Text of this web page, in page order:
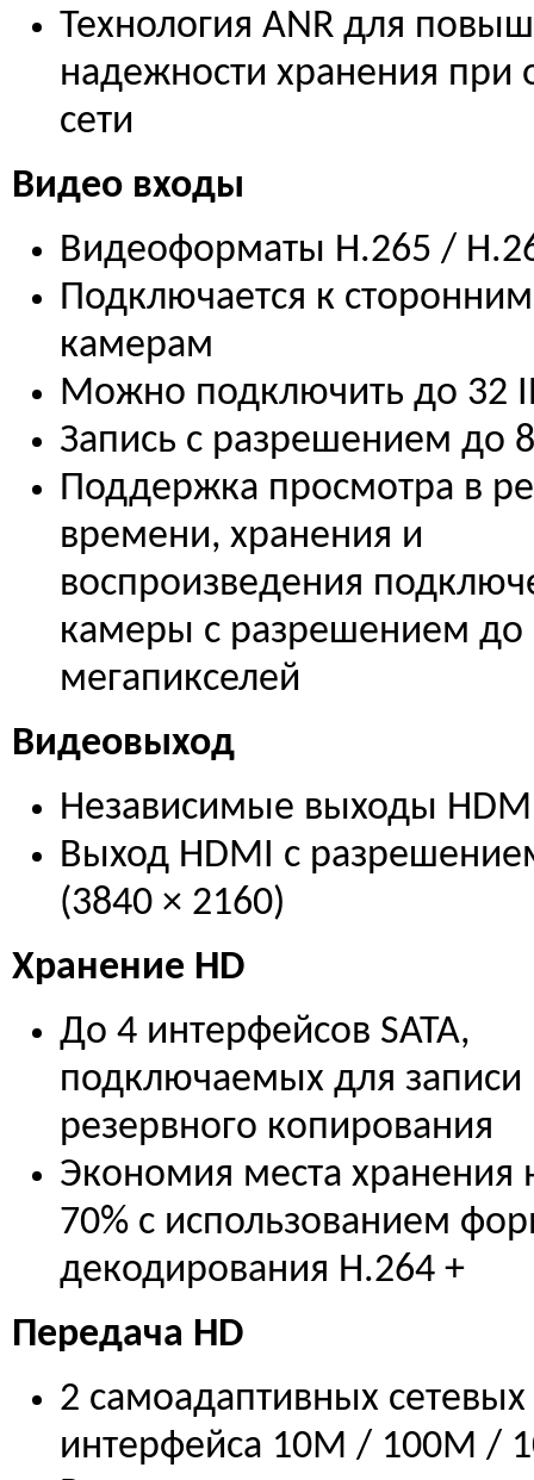
Технология ANR для
надежности хранения при
сети
Видео входы
Видеоформаты H.265 /
Подключается к
камерам
Можно подключить до 32
Запись с разрешением до
Поддержка просмотра в
времени, хранения и
воспроизведения
камеры с разрешением до
мегапикселей
Видеовыход
Независимые выходы
Выход HDMI с
(3840 × 2160)
Хранение HD
До 4 интерфейсов SATA,
подключаемых для записи
резервного копирования
Экономия места хранения
70% с использованием
декодирования H.264 +
Передача HD
2 самоадаптивных сетевых
интерфейса 10M / 100M /